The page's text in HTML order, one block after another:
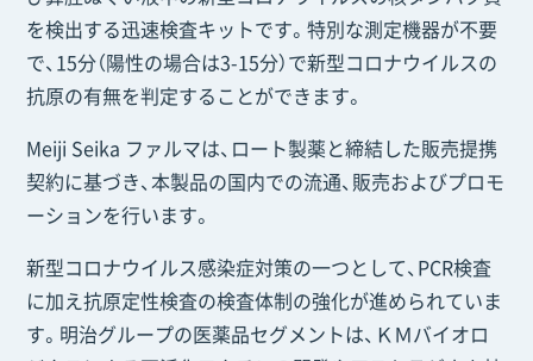
を検出する迅速検査キットです。特別な測定機器が不要
で、15分（陽性の場合は3-15分）で新型コロナウイルスの
抗原の有無を判定することができます。
Meiji Seika ファルマは、ロート製薬と締結した販売提携
契約に基づき、本製品の国内での流通、販売およびプロモ
ーションを行います。
新型コロナウイルス感染症対策の一つとして、PCR検査
に加え抗原定性検査の検査体制の強化が進められていま
す。明治グループの医薬品セグメントは、ＫＭバイオロ